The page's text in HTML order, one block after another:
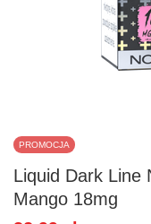
PROMOCJA
Liquid Dark Line
Mango 18mg